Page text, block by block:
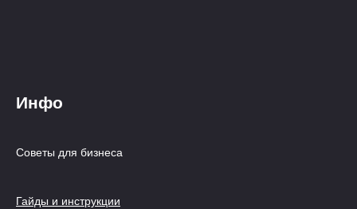
Инфо
Советы для бизнеса
Гайды и инструкции